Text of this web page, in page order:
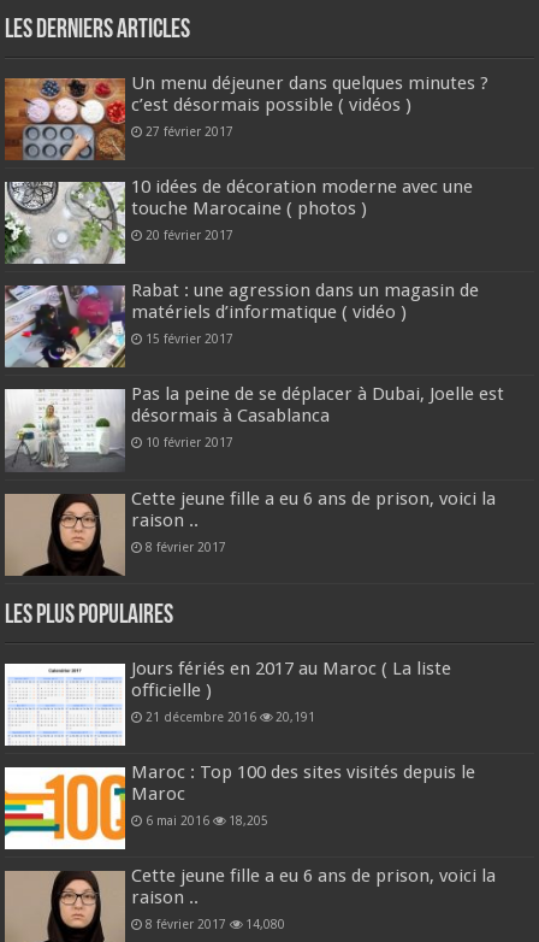
Les derniers articles
Un menu déjeuner dans quelques minutes ?
c’est désormais possible ( vidéos )
27 février 2017
10 idées de décoration moderne avec une
touche Marocaine ( photos )
20 février 2017
Rabat : une agression dans un magasin de
matériels d’informatique ( vidéo )
15 février 2017
Pas la peine de se déplacer à Dubai, Joelle est
désormais à Casablanca
10 février 2017
Cette jeune fille a eu 6 ans de prison, voici la
raison ..
8 février 2017
Les plus populaires
Jours fériés en 2017 au Maroc ( La liste
officielle )
21 décembre 2016 20,191
Maroc : Top 100 des sites visités depuis le
Maroc
6 mai 2016 18,205
Cette jeune fille a eu 6 ans de prison, voici la
raison ..
8 février 2017 14,080